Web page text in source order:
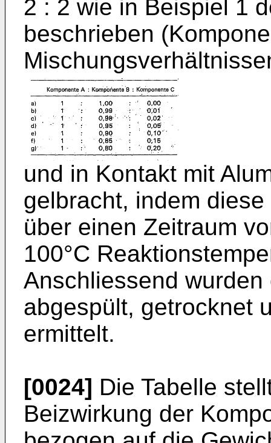
2 : 2 wie in Beispiel 1
beschrieben
und in Kontakt mit
gelbracht, indem
über einen Zeitraum
100°C
Anschliessend
abgespült, getrocknet
ermittelt.
[0024] Die Tabelle
Beizwirkung der